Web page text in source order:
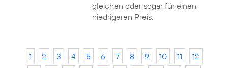
gleichen oder sogar für einen
niedrigeren Preis.
1 2 3 4 5 6 7 8 9 10 11
12